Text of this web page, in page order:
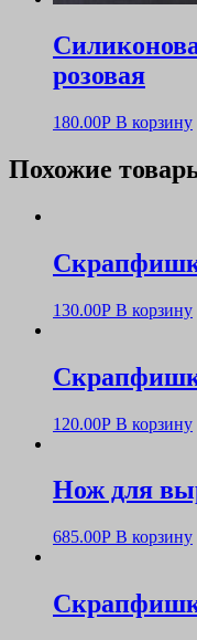
розовая
180.00Р В корзину
Похожие
130.00Р В корзину
120.00Р В корзину
Нож для
685.00Р В корзину